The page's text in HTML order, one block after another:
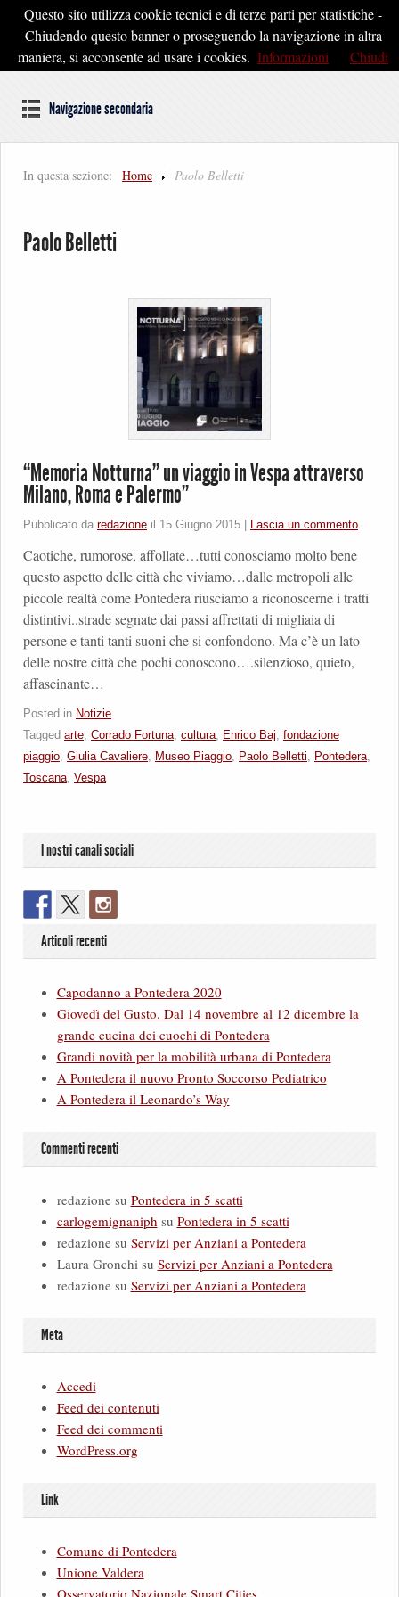
Pontedera2020
Dal cuore della Toscana un'idea di Futuro
Navigazione secondaria
In questa sezione: Home Paolo Belletti
Paolo Belletti
“Memoria Notturna” un viaggio in Vespa attraverso
Milano, Roma e Palermo”
Pubblicato da redazione il 15 Giugno 2015 Lascia un commento
Caotiche, rumorose, affollate…tutti conosciamo molto bene
questo aspetto delle città che viviamo…dalle metropoli alle
piccole realtà come Pontedera riusciamo a riconoscerne i tratti
distintivi..strade segnate dai passi affrettati di migliaia di
persone e tanti tanti suoni che si confondono. Ma c’è un lato
delle nostre città che pochi conoscono….silenzioso, quieto,
affascinante…
Posted in Notizie
Tagged arte, Corrado Fortuna, cultura, Enrico Baj, fondazione
piaggio, Giulia Cavaliere, Museo Piaggio, Paolo Belletti, Pontedera,
Toscana, Vespa
I nostri canali sociali
Articoli recenti
Capodanno a Pontedera 2020
Giovedì del Gusto. Dal 14 novembre al 12 dicembre la
grande cucina dei cuochi di Pontedera
Grandi novità per la mobilità urbana di Pontedera
A Pontedera il nuovo Pronto Soccorso Pediatrico
A Pontedera il Leonardo’s Way
Commenti recenti
redazionesu Pontedera in 5 scatti
carlogemignaniph su Pontedera in 5 scatti
redazionesu Servizi per Anziani a Pontedera
Laura Gronchisu Servizi per Anziani a Pontedera
redazionesu Servizi per Anziani a Pontedera
Meta
Accedi
Feed dei contenuti
Feed dei commenti
WordPress.org
Link
Comune di Pontedera
Unione Valdera
Questo sito utilizza cookie tecnici e di terze parti per statistiche -
Chiudendo questo banner o proseguendo la navigazione in altra
maniera, si acconsente ad usare i cookies. Informazioni Chiudi